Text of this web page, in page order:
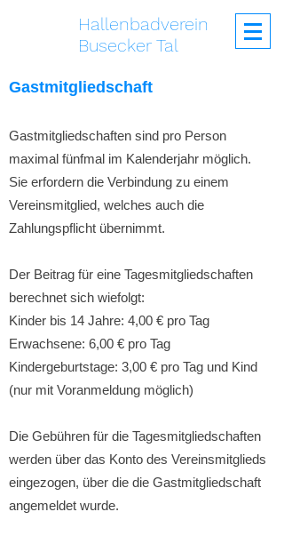
Hallenbadverein
Busecker Tal
Gastmitgliedschaft
Gastmitgliedschaften sind pro Person
maximal fünfmal im Kalenderjahr möglich.
Sie erfordern die Verbindung zu einem
Vereinsmitglied, welches auch die
Zahlungspflicht übernimmt.
Der Beitrag für eine Tagesmitgliedschaften
berechnet sich wiefolgt:
Kinder bis 14 Jahre: 4,00 € pro Tag
Erwachsene: 6,00 € pro Tag
Kindergeburtstage: 3,00 € pro Tag und Kind
(nur mit Voranmeldung möglich)
Die Gebühren für die Tagesmitgliedschaften
werden über das Konto des Vereinsmitglieds
eingezogen, über die die Gastmitgliedschaft
angemeldet wurde.